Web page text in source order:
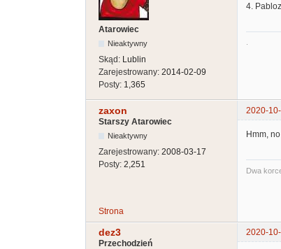
Atarowiec
Nieaktywny
Skąd: Lublin
Zarejestrowany: 2014-02-09
Posty: 1,365
4.
zaxon
2020-
Starszy Atarowiec
Nieaktywny
Zarejestrowany: 2008-03-17
Posty: 2,251
Hmm,
Dwa
Strona
dez3
2020-
Przechodzień